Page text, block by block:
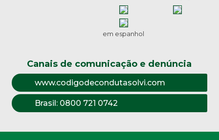
em espanhol
Canais de comunicação e denúncia
www.codigodecondutasolvi.com
Brasil: 0800 721 0742